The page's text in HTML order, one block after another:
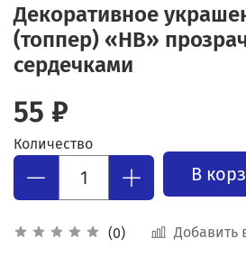
Декоративное
(топпер) «HB»
сердечками
(0) Добавить
55 ₽
Количество
В